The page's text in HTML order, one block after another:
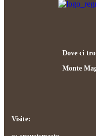
Dove ci
Monte
Visite: